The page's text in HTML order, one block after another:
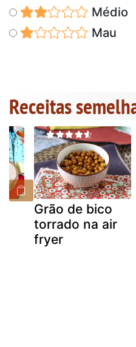
Médio
Mau
Receitas
Grão de bico
torrado na air
fryer